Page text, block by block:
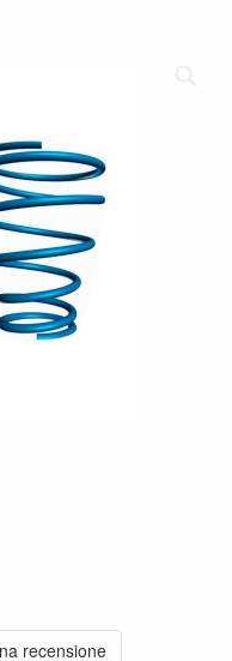
recensione